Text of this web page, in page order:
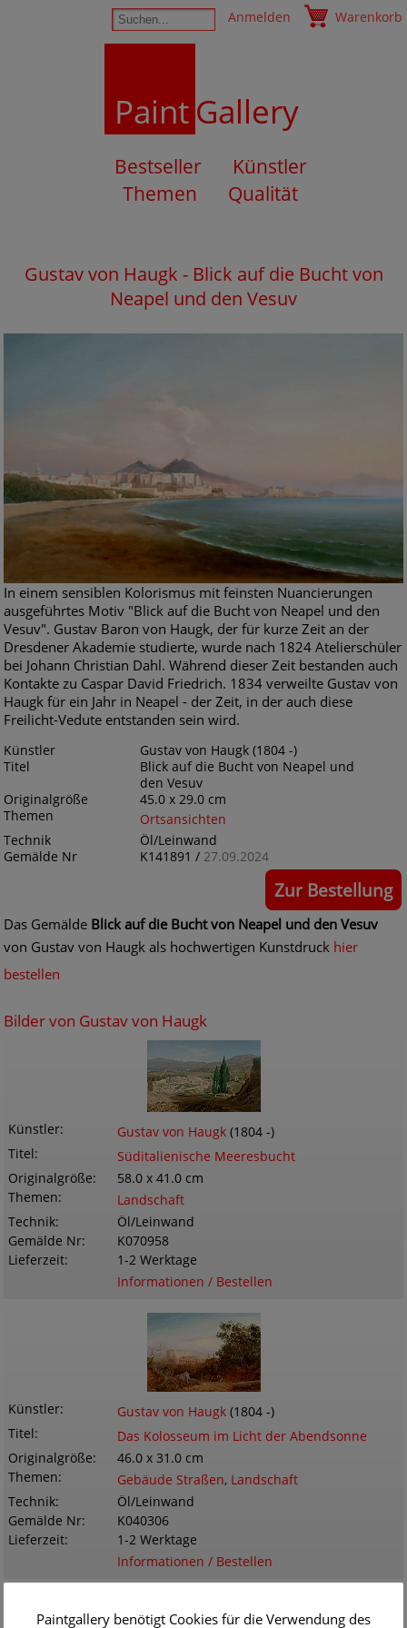
Anmelden Warenkorb
PaintGallery
Bestseller
Künstler
Themen
Qualität
Gustav von Haugk - Blick auf die Bucht von
Neapel und den Vesuv
In einem sensiblen Kolorismus mit feinsten Nuancierungen
ausgeführtes Motiv "Blick auf die Bucht von Neapel und den
Vesuv". Gustav Baron von Haugk, der für kurze Zeit an der
Dresdener Akademie studierte, wurde nach 1824 Atelierschüler
bei Johann Christian Dahl. Während dieser Zeit bestanden auch
Kontakte zu Caspar David Friedrich. 1834 verweilte Gustav von
Haugk für ein Jahr in Neapel - der Zeit, in der auch diese
Freilicht-Vedute entstanden sein wird.
Künstler
Gustav von Haugk (1804 -)
Titel
Blick auf die Bucht von Neapel und
den Vesuv
Originalgröße
45.0 x 29.0 cm
Themen
Ortsansichten
Technik
Öl/Leinwand
Gemälde Nr
K141891 / 27.09.2024
Zur Bestellung
Das Gemälde Blick auf die Bucht von Neapel und den Vesuv
von Gustav von Haugk als hochwertigen Kunstdruck hier
bestellen
Bilder von Gustav von Haugk
Künstler Gustav von Haugk (1804 -)
Titel
Süditalienische Meeresbucht
Originalgröße
58.0 x 41.0 cm
Themen
Landschaft
Technik
Öl/Leinwand
Gemälde Nr
K070958
Lieferzeit
1-2 Werktage
Informationen / Bestellen
Künstler Gustav von Haugk (1804 -)
Titel
Das Kolosseum im Licht der Abendsonne
Originalgröße
46.0 x 31.0 cm
Themen
Gebäude Straßen, Landschaft
Technik
Öl/Leinwand
Gemälde Nr
K040306
Lieferzeit
1-2 Werktage
Informationen / Bestellen
Paintgallery benötigt Cookies für die Verwendung des